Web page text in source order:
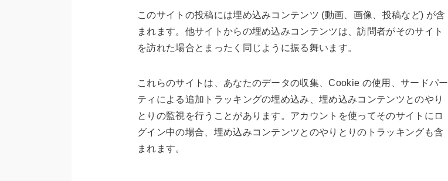
このサイトの投稿には埋め込みコンテンツ (動画、画像、投稿など) が含
まれます。他サイトからの埋め込みコンテンツは、訪問者がそのサイト
を訪れた場合とまったく同じように振る舞います。
これらのサイトは、あなたのデータの収集、Cookie の使用、サードパー
ティによる追加トラッキングの埋め込み、埋め込みコンテンツとのやり
とりの監視を行うことがあります。アカウントを使ってそのサイトにロ
グイン中の場合、埋め込みコンテンツとのやりとりのトラッキングも含
まれます。